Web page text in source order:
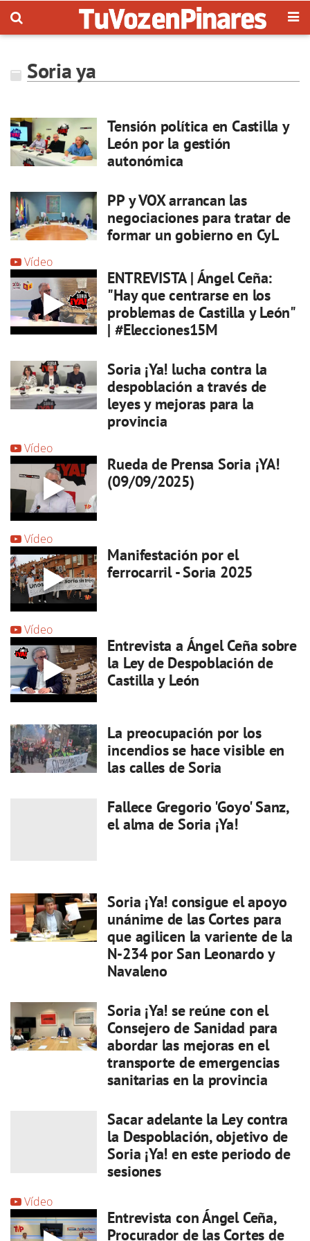
Soria ya
Tensión política en Castilla y
León por la gestión
autonómica
PP y VOX arrancan las
negociaciones para tratar de
formar un gobierno en CyL
Vídeo
ENTREVISTA | Ángel Ceña:
"Hay que centrarse en los
problemas de Castilla y León"
| #Elecciones15M
Soria ¡Ya! lucha contra la
despoblación a través de
leyes y mejoras para la
provincia
Vídeo
Rueda de Prensa Soria ¡YA!
(09/09/2025)
Vídeo
Manifestación por el
ferrocarril - Soria 2025
Vídeo
Entrevista a Ángel Ceña sobre
la Ley de Despoblación de
Castilla y León
La preocupación por los
incendios se hace visible en
las calles de Soria
Fallece Gregorio 'Goyo' Sanz,
el alma de Soria ¡Ya!
Soria ¡Ya! consigue el apoyo
unánime de las Cortes para
que agilicen la variente de la
N-234 por San Leonardo y
Navaleno
Soria ¡Ya! se reúne con el
Consejero de Sanidad para
abordar las mejoras en el
transporte de emergencias
sanitarias en la provincia
Sacar adelante la Ley contra
la Despoblación, objetivo de
Soria ¡Ya! en este periodo de
sesiones
Vídeo
Entrevista con Ángel Ceña,
Procurador de las Cortes de